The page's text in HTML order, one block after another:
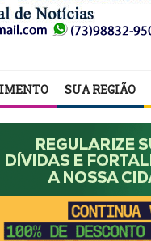
SUA REGIÃO